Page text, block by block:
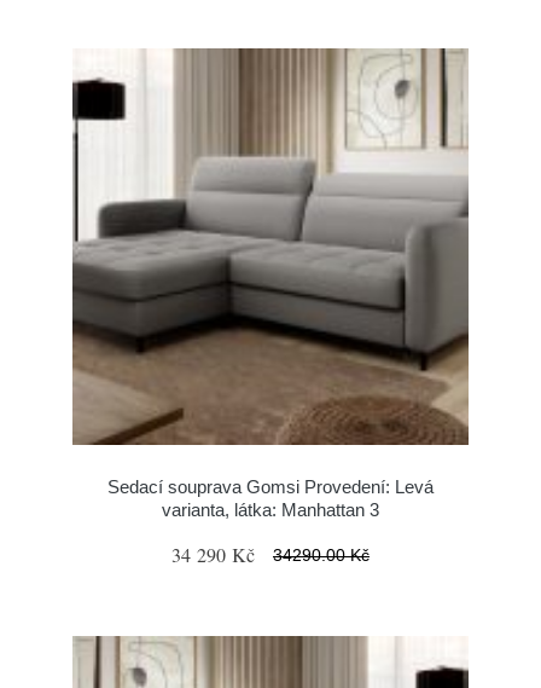
Sedací souprava Gomsi Provedení: Levá
varianta, látka: Manhattan 3
34 290 Kč 34290.00 Kč